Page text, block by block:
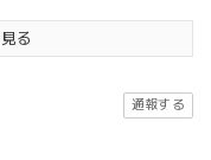
る
通報する